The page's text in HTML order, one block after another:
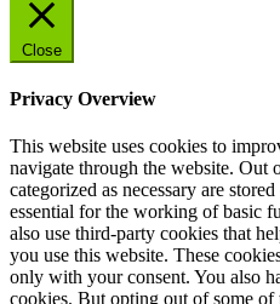
Close
Privacy Overview
This website uses cookies to
navigate through the website. Out
categorized as necessary are
essential for the working of basic
also use third-party cookies that
you use this website. These
only with your consent. You also
cookies. But opting out of some of